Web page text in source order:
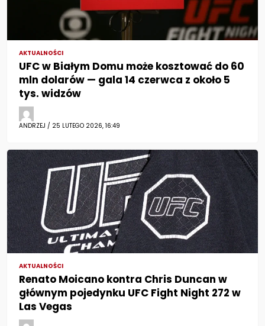
AKTUALNOŚCI
UFC w Białym Domu może kosztować do 60
mln dolarów — gala 14 czerwca z około 5
tys. widzów
ANDRZEJ / 25 LUTEGO 2026, 16:49
AKTUALNOŚCI
Renato Moicano kontra Chris Duncan w
głównym pojedynku UFC Fight Night 272 w
Las Vegas